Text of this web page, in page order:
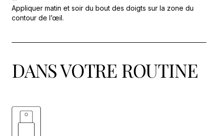
Appliquer matin et soir du bout des doigts sur la zone du
contour de l’œil.
DANS VOTRE ROUTINE